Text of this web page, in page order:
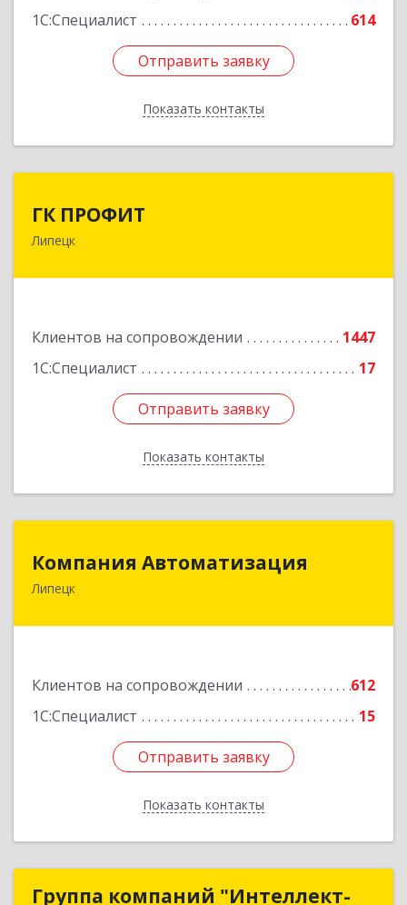
1С:Специалист
614
Отправить заявку
Показать контакты
Отправить заявку
Назад
ГК ПРОФИТ
Липецк
Клиентов на сопровождении
1447
1С:Специалист
17
Отправить заявку
Показать контакты
398001, Липецкая обл, Липецк г, Советская ул,
Отправить заявку
Назад
Компания Автоматизация
Липецк
Клиентов на сопровождении
612
1С:Специалист
15
Отправить заявку
Показать контакты
398001, Липецкая обл, Липецк г, Победы пл,
Отправить заявку
Назад
Группа компаний "Интеллект-
Группа компаний "Интеллект-